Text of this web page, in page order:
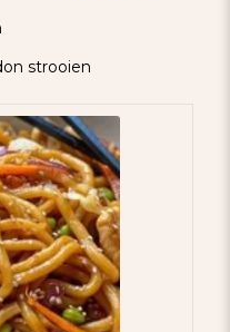
strooien